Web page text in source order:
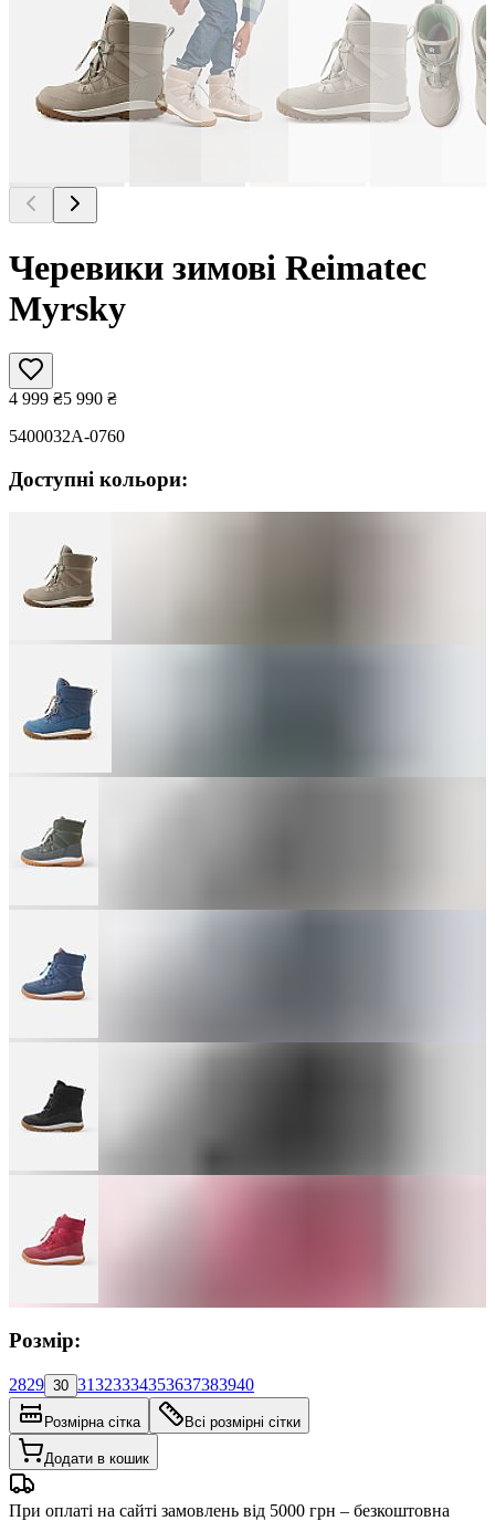
Черевики зимові Reimatec
Myrsky
4 999 ₴5 990 ₴
5400032A-0760
Доступні кольори:
Розмір:
2829 30 31323334353637383940
Розмірна сітка Всі розмірні сітки
Додати в кошик
При оплаті на сайті замовлень від 5000 грн – безкоштовна